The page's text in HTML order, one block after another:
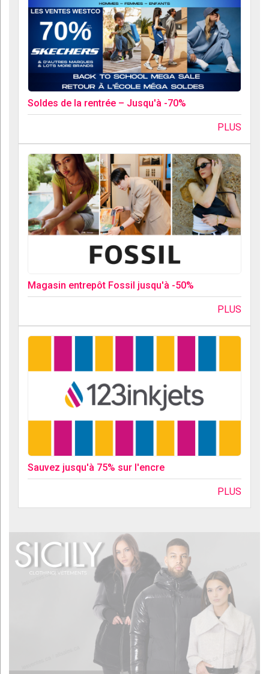
Soldes de la rentrée – Jusqu'à -70%
PLUS
Magasin entrepôt Fossil jusqu'à -50%
PLUS
Sauvez jusqu'à 75% sur l'encre
PLUS